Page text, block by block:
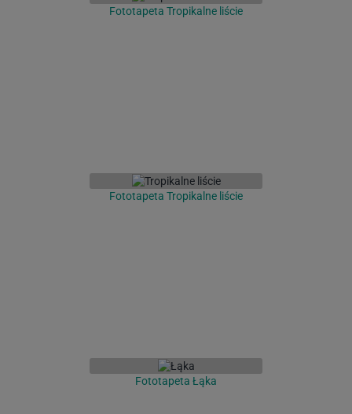
Fototapeta Tropikalne liście
Fototapeta Tropikalne liście
Fototapeta Łąka